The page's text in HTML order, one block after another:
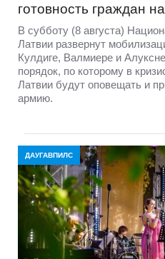
готовность граждан
В субботу (8 августа)
Латвии развернут
Кулдиге, Валмиере и
порядок, по которому в
Латвии будут оповещать и
армию.
ДАУГАВПИЛС